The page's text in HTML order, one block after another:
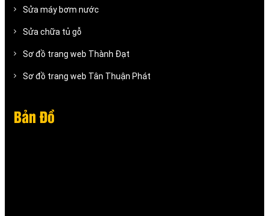
Sửa máy bơm nước
Sửa chữa tủ gỗ
Sơ đồ trang web Thành Đạt
Sơ đồ trang web Tân Thuận Phát
Bản Đồ